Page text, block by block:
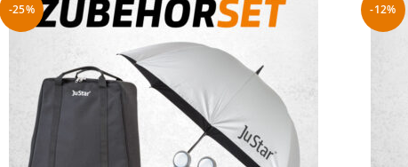
-25% -12%